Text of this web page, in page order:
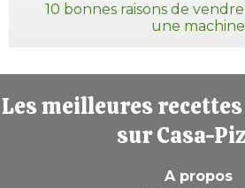
10 bonnes raisons de
une machine
Les meilleures
sur Casa-
A propos